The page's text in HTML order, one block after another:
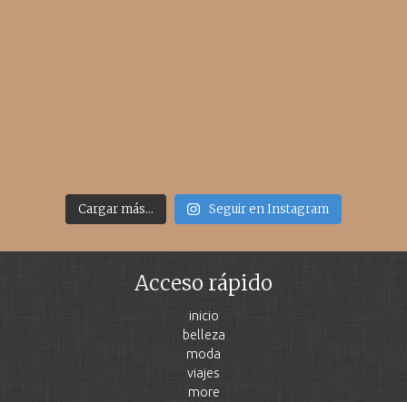
Cargar más... Seguir en Instagram
Acceso rápido
inicio
belleza
moda
viajes
more